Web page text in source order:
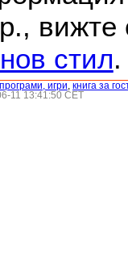
стил.
програми, игри книга за
11 13:41:50 CET